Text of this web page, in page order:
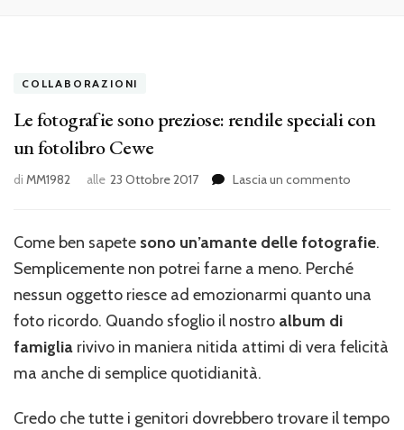
COLLABORAZIONI
Le fotografie sono preziose: rendile speciali con
un fotolibro Cewe
di MM1982 alle 23 Ottobre 2017 Lascia un commento
sono
rendile
speciali
fotolibro
Come ben sapete sono un’amante delle fotografie.
Semplicemente non potrei farne a meno. Perché
nessun oggetto riesce ad emozionarmi quanto una
foto ricordo. Quando sfoglio il nostro album di
famiglia rivivo in maniera nitida attimi di vera felicità
ma anche di semplice quotidianità.
Credo che tutte i genitori dovrebbero trovare il tempo